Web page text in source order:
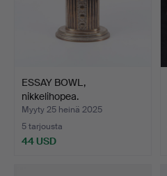
ESSAY BOWL,
nikkelihopea.
Myyty 25 heinä 2025
5 tarjousta
44 USD